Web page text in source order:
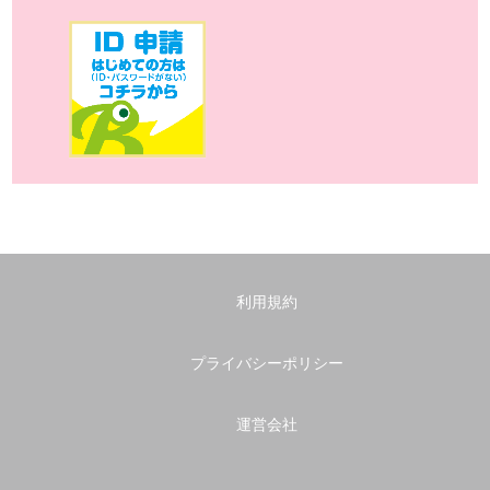
利用規約
プライバシーポリシー
運営会社